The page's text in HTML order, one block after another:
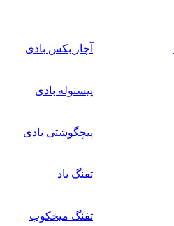
آچار بکس بادی
پیستوله بادی
پیچگوشتی بادی
تفنگ باد
تفنگ میخکوب